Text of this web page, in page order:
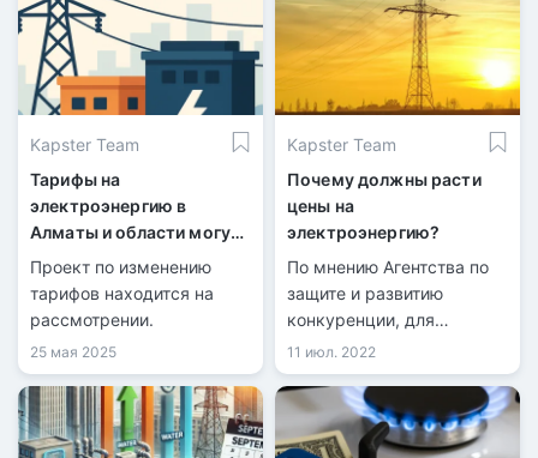
Kapster Team
Тарифы на
электроэнергию в
Алматы и области могут
вырасти
Проект по изменению
тарифов находится на
рассмотрении.
25 мая 2025
Kapster Team
Почему должны расти
цены на
электроэнергию?
По мнению Агентства по
защите и развитию
конкуренции, для
государства это -
экономически выгоднее.
11 июл. 2022